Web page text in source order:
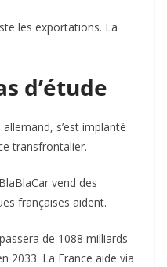
les exportations. La
d’étude
s’est implanté
transfrontalier.
vend des
françaises aident.
de 1088 milliards
2033. La France aide via